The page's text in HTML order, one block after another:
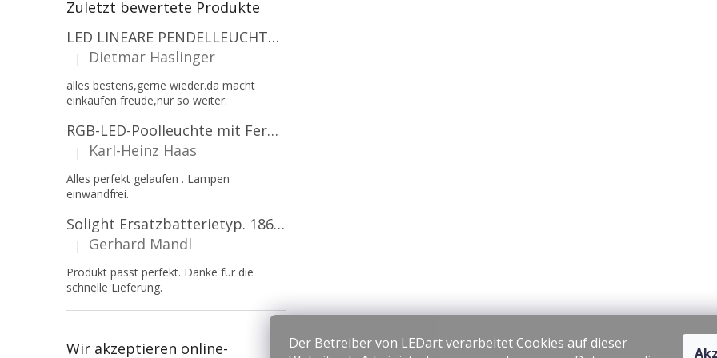
Der Betreiber von LEDart verarbeitet Cookies auf dieser
Zuletzt bewertete Produkte
LED LINEARE PENDELLEUCHTE EXECULINE 120CM, 30W, 3750LM, 96°, 4000K, IP20, WEISS [207806]
Die Produktbewertung beträgt 5 von 5 Sternen.
| Dietmar Haslinger
alles bestens,gerne wieder.da macht
einkaufen freude,nur so weiter.
RGB-LED-Poolleuchte mit Fernbedienung, 12W, 1260lm, PAR56, 12V, 1+1 gratis!
Die Produktbewertung beträgt 5 von 5 Sternen.
| Karl-Heinz Haas
Alles perfekt gelaufen . Lampen
einwandfrei.
Solight Ersatzbatterietyp. 18650, 3,7 V, Li-Ion, 2200 mAh [WN900]
Die Produktbewertung beträgt 5 von 5 Sternen.
| Gerhard Mandl
Produkt passt perfekt. Danke für die
schnelle Lieferung.
Wir akzeptieren online-